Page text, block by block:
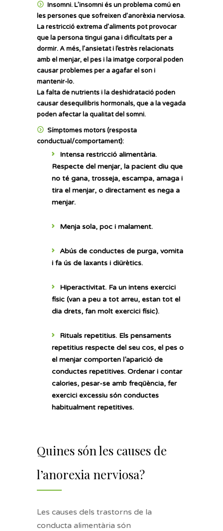
Insomni.L’insomni és un problema comú en
les persones que sofreixen d’anorèxia nerviosa.
La restricció extrema d’aliments pot provocar
que la persona tingui gana i dificultats per a
dormir. A més, l’ansietat i l’estrès relacionats
amb el menjar, el pes i la imatge corporal poden
causar problemes per a agafar el son i
mantenir-lo.
La falta de nutrients i la deshidratació poden
causar desequilibris hormonals, que a la vegada
poden afectar la qualitat del somni.
Símptomes motors (resposta
conductual/comportament):
Intensa restricció alimentària.
Respecte del menjar, la pacient diu que
no té gana, trosseja, escampa, amaga i
tira el menjar, o directament es nega a
menjar.
Menja sola, poc i malament.
Abús de conductes de purga, vomita
i fa ús de laxants i diürètics.
Hiperactivitat. Fa un intens exercici
físic (van a peu a tot arreu, estan tot el
dia drets, fan molt exercici físic).
Rituals repetitius. Els pensaments
repetitius respecte del seu cos, el pes o
el menjar comporten l’aparició de
conductes repetitives. Ordenar i contar
calories, pesar-se amb freqüència, fer
exercici excessiu són conductes
habitualment repetitives.
Quines són les causes de
l’anorexia nerviosa?
Les causes dels trastorns de la
conducta alimentària són